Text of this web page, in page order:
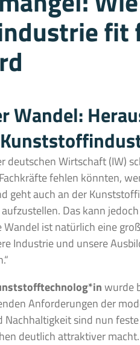
fit
Wandel:
deutschen Wirtschaft (IW)
fehlen könnten,
geht auch an der
Das kann
Wandel ist natürlich eine
Industrie und unsere
wurde
Anforderungen der
sind nun
deutlich attraktiver macht.